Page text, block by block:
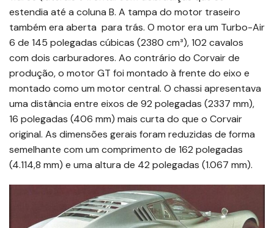
estendia até a coluna B. A tampa do motor traseiro
também era aberta para trás. O motor era um Turbo-Air
6 de 145 polegadas cúbicas (2380 cm³), 102 cavalos
com dois carburadores. Ao contrário do Corvair de
produção, o motor GT foi montado à frente do eixo e
montado como um motor central. O chassi apresentava
uma distância entre eixos de 92 polegadas (2337 mm),
16 polegadas (406 mm) mais curta do que o Corvair
original. As dimensões gerais foram reduzidas de forma
semelhante com um comprimento de 162 polegadas
(4.114,8 mm) e uma altura de 42 polegadas (1.067 mm).